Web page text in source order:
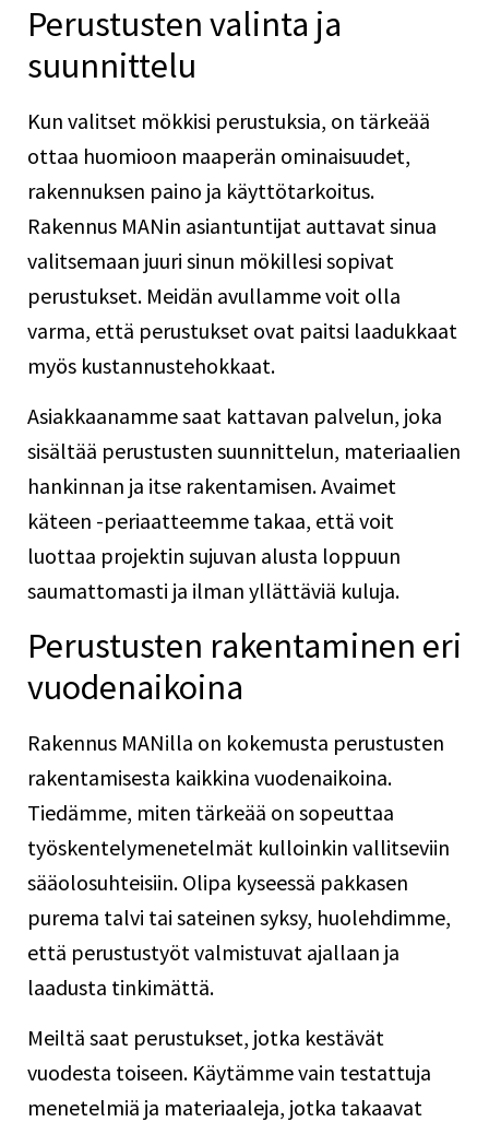
Perustusten valinta ja
suunnittelu
Kun valitset mökkisi perustuksia, on tärkeää
ottaa huomioon maaperän ominaisuudet,
rakennuksen paino ja käyttötarkoitus.
Rakennus MANin asiantuntijat auttavat sinua
valitsemaan juuri sinun mökillesi sopivat
perustukset. Meidän avullamme voit olla
varma, että perustukset ovat paitsi laadukkaat
myös kustannustehokkaat.
Asiakkaanamme saat kattavan palvelun, joka
sisältää perustusten suunnittelun, materiaalien
hankinnan ja itse rakentamisen. Avaimet
käteen -periaatteemme takaa, että voit
luottaa projektin sujuvan alusta loppuun
saumattomasti ja ilman yllättäviä kuluja.
Perustusten rakentaminen eri
vuodenaikoina
Rakennus MANilla on kokemusta perustusten
rakentamisesta kaikkina vuodenaikoina.
Tiedämme, miten tärkeää on sopeuttaa
työskentelymenetelmät kulloinkin vallitseviin
sääolosuhteisiin. Olipa kyseessä pakkasen
purema talvi tai sateinen syksy, huolehdimme,
että perustustyöt valmistuvat ajallaan ja
laadusta tinkimättä.
Meiltä saat perustukset, jotka kestävät
vuodesta toiseen. Käytämme vain testattuja
menetelmiä ja materiaaleja, jotka takaavat